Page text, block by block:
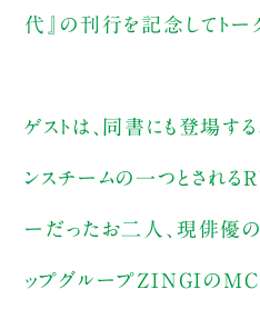
代』の刊行を記念してトーク
ゲストは、同書にも登場す
ンスチームの一つとされる
ーだったお二人、現俳優の
ップグループZINGIのMC